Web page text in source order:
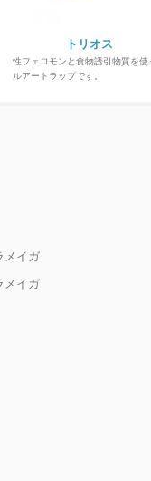
トリオス
性フェロモンと食物誘引物質を使
ルアートラップです。
メイガ
メイガ